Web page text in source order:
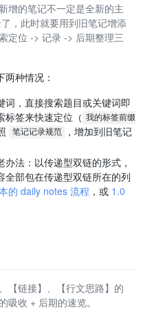
增的笔记不一定是全新的主
，此时就要用到旧笔记增添
定位 -> 记录 -> 后期整理三
种情况：
，直接搜索题目或关键词即
标签来快速定位（ 我的标签前缀
笔记记录规范
，增加到旧笔记
法：以传递型双链的形式，
部包在传递型双链所在的列
的 daily notes 流程 ，或 1.0
【链接】、【行文思路】的
吸收 + 后期的速览。